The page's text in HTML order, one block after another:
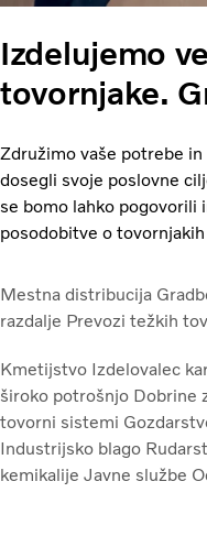
Izdelujemo
tovornjake.
Združimo vaše potrebe
dosegli svoje poslovne
se bomo lahko pogovorili
posodobitve o tovornjakih
Mestna distribucija
razdalje Prevozi težkih
Kmetijstvo Izdelovalec
široko potrošnjo Dobrine
tovorni sistemi
Industrijsko blago
kemikalije Javne službe